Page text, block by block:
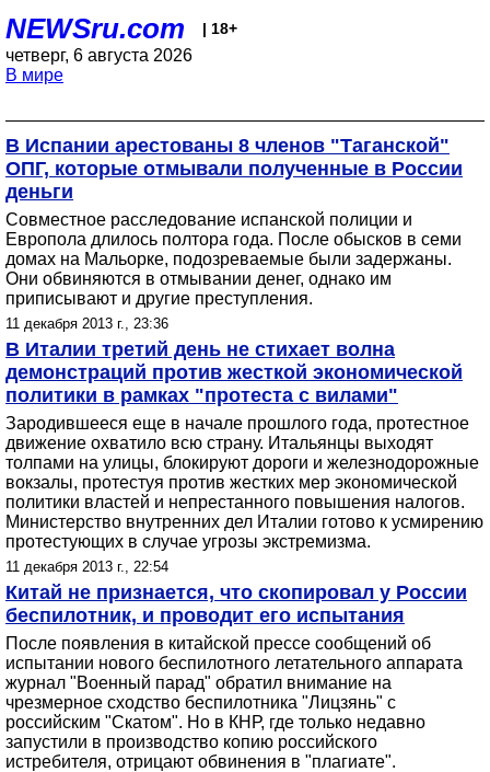
NEWSru.com | 18+
четверг, 6 августа 2026
В мире
В Испании арестованы 8 членов "Таганской"
ОПГ, которые отмывали полученные в России
деньги
Совместное расследование испанской полиции и
Европола длилось полтора года. После обысков в семи
домах на Мальорке, подозреваемые были задержаны.
Они обвиняются в отмывании денег, однако им
приписывают и другие преступления.
11 декабря 2013 г., 23:36
В Италии третий день не стихает волна
демонстраций против жесткой экономической
политики в рамках "протеста c вилами"
Зародившееся еще в начале прошлого года, протестное
движение охватило всю страну. Итальянцы выходят
толпами на улицы, блокируют дороги и железнодорожные
вокзалы, протестуя против жестких мер экономической
политики властей и непрестанного повышения налогов.
Министерство внутренних дел Италии готово к усмирению
протестующих в случае угрозы экстремизма.
11 декабря 2013 г., 22:54
Китай не признается, что скопировал у России
беспилотник, и проводит его испытания
После появления в китайской прессе сообщений об
испытании нового беспилотного летательного аппарата
журнал "Военный парад" обратил внимание на
чрезмерное сходство беспилотника "Лицзянь" с
российским "Скатом". Но в КНР, где только недавно
запустили в производство копию российского
истребителя, отрицают обвинения в "плагиате".